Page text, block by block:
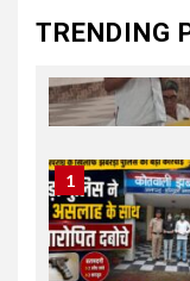
TRENDING
1